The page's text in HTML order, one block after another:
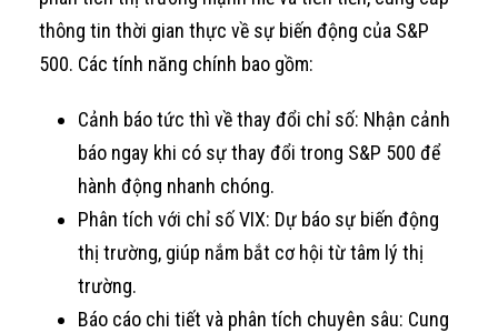
thông tin thời gian thực về sự biến động của S&P
500. Các tính năng chính bao gồm:
Cảnh báo tức thì về thay đổi chỉ số: Nhận cảnh
báo ngay khi có sự thay đổi trong S&P 500 để
hành động nhanh chóng.
Phân tích với chỉ số VIX: Dự báo sự biến động
thị trường, giúp nắm bắt cơ hội từ tâm lý thị
trường.
Báo cáo chi tiết và phân tích chuyên sâu: Cung